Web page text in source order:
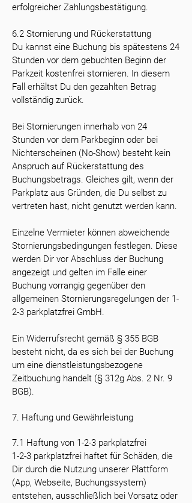
erfolgreicher Zahlungsbestätigung.
6.2 Stornierung und Rückerstattung
Du kannst eine Buchung bis spätestens 24
Stunden vor dem gebuchten Beginn der
Parkzeit kostenfrei stornieren. In diesem
Fall erhältst Du den gezahlten Betrag
vollständig zurück.
Bei Stornierungen innerhalb von 24
Stunden vor dem Parkbeginn oder bei
Nichterscheinen (No-Show) besteht kein
Anspruch auf Rückerstattung des
Buchungsbetrags. Gleiches gilt, wenn der
Parkplatz aus Gründen, die Du selbst zu
vertreten hast, nicht genutzt werden kann.
Einzelne Vermieter können abweichende
Stornierungsbedingungen festlegen. Diese
werden Dir vor Abschluss der Buchung
angezeigt und gelten im Falle einer
Buchung vorrangig gegenüber den
allgemeinen Stornierungsregelungen der 1-
2-3 parkplatzfrei GmbH.
Ein Widerrufsrecht gemäß § 355 BGB
besteht nicht, da es sich bei der Buchung
um eine dienstleistungsbezogene
Zeitbuchung handelt (§ 312g Abs. 2 Nr. 9
BGB).
7. Haftung und Gewährleistung
7.1 Haftung von 1-2-3 parkplatzfrei
1-2-3 parkplatzfrei haftet für Schäden, die
Dir durch die Nutzung unserer Plattform
(App, Webseite, Buchungssystem)
entstehen, ausschließlich bei Vorsatz oder